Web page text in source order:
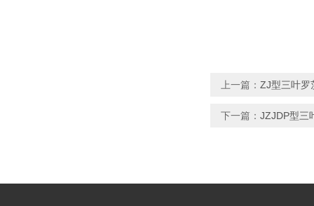
上一篇： ZJ型三叶罗
下一篇： JZJDP型三